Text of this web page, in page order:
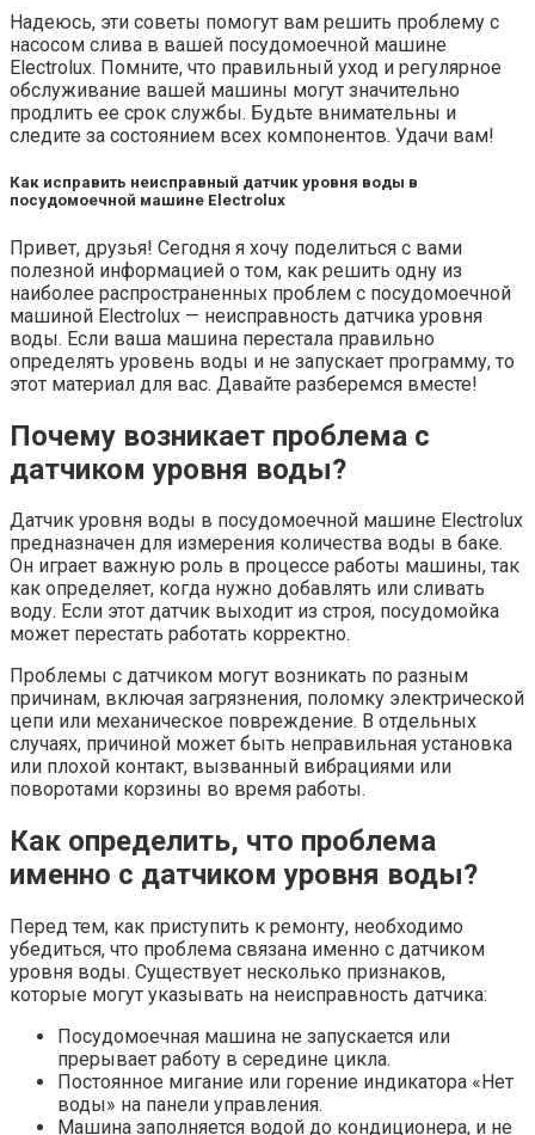
Надеюсь, эти советы помогут вам решить проблему с
насосом слива в вашей посудомоечной машине
Electrolux. Помните, что правильный уход и регулярное
обслуживание вашей машины могут значительно
продлить ее срок службы. Будьте внимательны и
следите за состоянием всех компонентов. Удачи вам!
Как исправить неисправный датчик уровня воды в
посудомоечной машине Electrolux
Привет, друзья! Сегодня я хочу поделиться с вами
полезной информацией о том, как решить одну из
наиболее распространенных проблем с посудомоечной
машиной Electrolux — неисправность датчика уровня
воды. Если ваша машина перестала правильно
определять уровень воды и не запускает программу, то
этот материал для вас. Давайте разберемся вместе!
Почему возникает проблема с
датчиком уровня воды?
Датчик уровня воды в посудомоечной машине Electrolux
предназначен для измерения количества воды в баке.
Он играет важную роль в процессе работы машины, так
как определяет, когда нужно добавлять или сливать
воду. Если этот датчик выходит из строя, посудомойка
может перестать работать корректно.
Проблемы с датчиком могут возникать по разным
причинам, включая загрязнения, поломку электрической
цепи или механическое повреждение. В отдельных
случаях, причиной может быть неправильная установка
или плохой контакт, вызванный вибрациями или
поворотами корзины во время работы.
Как определить, что проблема
именно с датчиком уровня воды?
Перед тем, как приступить к ремонту, необходимо
убедиться, что проблема связана именно с датчиком
уровня воды. Существует несколько признаков,
которые могут указывать на неисправность датчика:
Посудомоечная машина не запускается или
прерывает работу в середине цикла.
Постоянное мигание или горение индикатора «Нет
воды» на панели управления.
Машина заполняется водой до кондиционера, и не